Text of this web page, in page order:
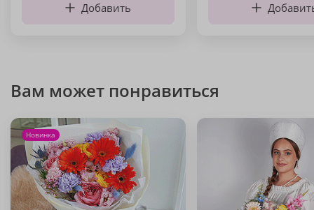
Добавить
Вам может понравиться
Новинка